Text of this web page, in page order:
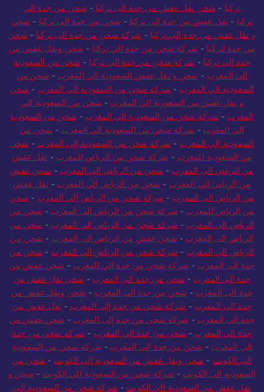
تركيا - شحن نقل عفش من جدة الى تركيا - شحن من جدة الي
تركيا - نقل عفش من جدة الى تركيا - شحن من جدة إلى تركيا - شحن
و نقل عفش من جدة الى تركيا - شركة شحن من جدة الى تركيا - شحن
من جدة لتركيا - شركة شحن من جدة الي تركيا - شحن ونقل عفش من
جدة إلى تركيا - شركة شحن من جدة الي تركيا - شحن من السعودية
الي المغرب - شحن و نقل عفش السعودية الي المغرب - شحن من
السعودية الي المغرب - شركة شحن من السعودية الى المغرب - شحن
و نقل عفش من السعودية الي المغرب - شحن من السعودية الي
المغرب - شركة شحن من السعودية الي المغرب - شحن من السعودية
الي المغرب - شركة شحن من السعودية الي المغرب - شحن من
السعودية إلى المغرب - شركة شحن من السعودية إلى المغرب - شحن
من السعودية للمغرب - شركة شحن من الرياض للمغرب - نقل عفش
من الرياض الى المغرب - شحن من الرياض الى المغرب - شحن عفش
من الرياض الي المغرب - شحن من الرياض الي المغرب - نقل عفش
من الرياض الى المغرب - شركة شحن من الرياض إلى المغرب - شحن
من الرياض للمغرب - شركة شحن من الرياض الى المغرب - شحن من
الرياض الي المغرب - شركة شحن من الرياض الي المغرب - شحن من
الرياض إلى المغرب - شحن عفش من الرياض الى المغرب - شحن من
الرياض الي المغرب - شركة شحن من الرياض الي المغرب - شحن من
جدة الى المغرب - شركة شحن من جدة الي المغرب - شحن عفش من
جدة الى المغرب - شحن من جدة الى المغرب - شحن نقل عفش من
جدة الى المغرب - شحن من جدة الى المغرب - شحن ونقل عفش من
جدة الي المغرب - شركة شحن من جدة إلى المغرب - نقل عفش من
جدة الى المغرب - شركة شحن من جدة إلى المغرب - شحن عفش من
جدة الي المغرب - شحن من جدة الي المغرب - شركة شحن من جدة
الي المغرب - شحن من جدة الي المغرب - شركة شحن من السعودية
الى الكويت - شحن ونقل عفش من السعودية الي الكويت - شحن من
السعودية الى الكويت - شركة شحن من السعودية الي الكويت - شحن و
نقل عفش من السعودية الي الكويت - شركة شحن من السعودية إلى